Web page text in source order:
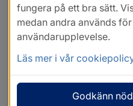
fungera på ett bra sätt.
medan andra används
användarupplevelse.
Läs mer i vår
Godkänn